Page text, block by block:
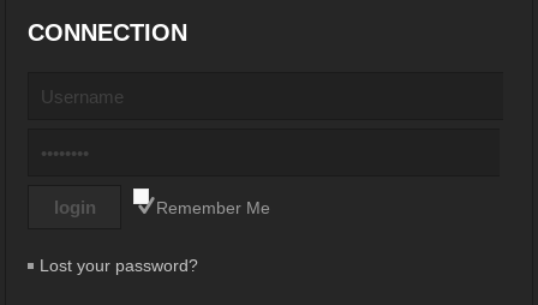
CONNECTION
Remember Me
Lost your password?